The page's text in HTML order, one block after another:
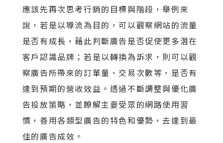
應該先再次思考行銷的目標與階段，舉例來
說，若是以導流為目的，可以觀察網站的流量
是否有成長，藉此判斷廣告是否促使更多潛在
客戶認識品牌；若是以轉換為訴求，則可以觀
察廣告所帶來的訂單量、交易次數等，是否有
達到預期的營收效益。透過不斷調整與優化廣
告投放策略，並瞭解主要受眾的網路使用習
慣，善用各類型廣告的特色和優勢，去達到最
佳的廣告成效。